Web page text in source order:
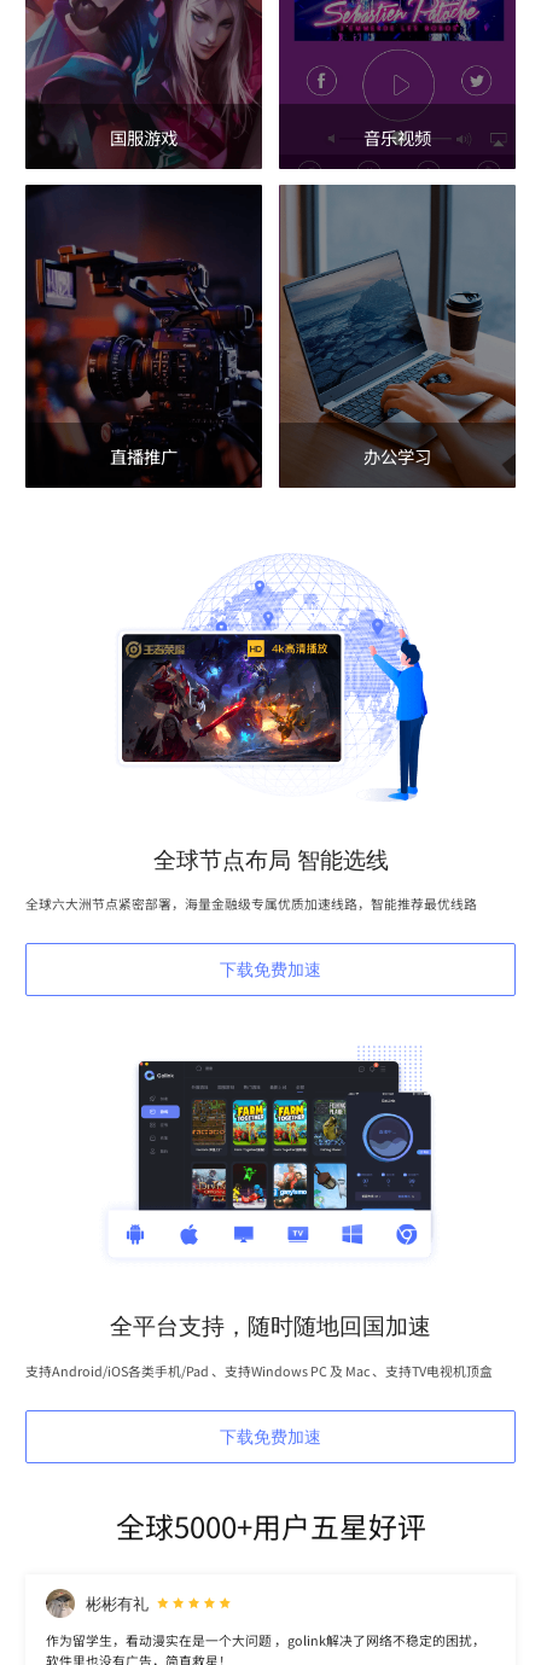
国服游戏 音乐视频
直播推广 办公学习
全球节点布局 智能选线
全球六大洲节点紧密部署，海量金融级专属优质加速线路，智能推荐最优线路
下载免费加速
全平台支持，随时随地回国加速
支持Android/iOS各类手机/Pad 、支持Windows PC 及 Mac 、支持TV电视机顶盒
下载免费加速
全球5000+用户五星好评
彬彬有礼
作为留学生，看动漫实在是一个大问题 ，golink解决了网络不稳定的困扰，
软件里也没有广告，简直救星！